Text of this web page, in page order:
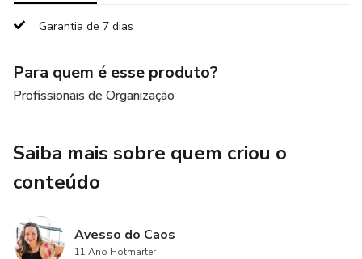
Garantia de 7 dias
Para quem é esse produto?
Profissionais de Organização
Saiba mais sobre quem criou o
conteúdo
Avesso do Caos
11 Ano Hotmarter